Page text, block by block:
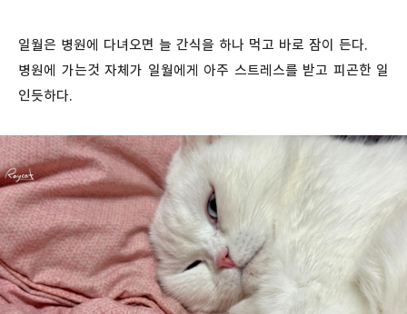
일월은 병원에 다녀오면 늘 간식을 하나 먹고 바로 잠이 든다.
병원에 가는것 자체가 일월에게 아주 스트레스를 받고 피곤한 일
인듯하다.